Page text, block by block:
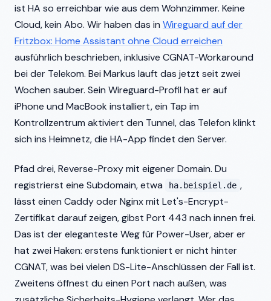
ist HA so erreichbar wie aus dem Wohnzimmer. Keine
Cloud, kein Abo. Wir haben das inWireguard auf der
Fritzbox: Home Assistant ohne Cloud erreichen
ausführlich beschrieben, inklusive CGNAT-Workaround
bei der Telekom. Bei Markus läuft das jetzt seit zwei
Wochen sauber. Sein Wireguard-Profil hat er auf
iPhone und MacBook installiert, ein Tap im
Kontrollzentrum aktiviert den Tunnel, das Telefon klinkt
sich ins Heimnetz, die HA-App findet den Server.
Pfad drei, Reverse-Proxy mit eigener Domain. Du
registrierst eine Subdomain, etwa
ha.beispiel.de ,
lässt einen Caddy oder Nginx mit Let's-Encrypt-
Zertifikat darauf zeigen, gibst Port 443 nach innen frei.
Das ist der eleganteste Weg für Power-User, aber er
hat zwei Haken: erstens funktioniert er nicht hinter
CGNAT, was bei vielen DS-Lite-Anschlüssen der Fall ist.
Zweitens öffnest du einen Port nach außen, was